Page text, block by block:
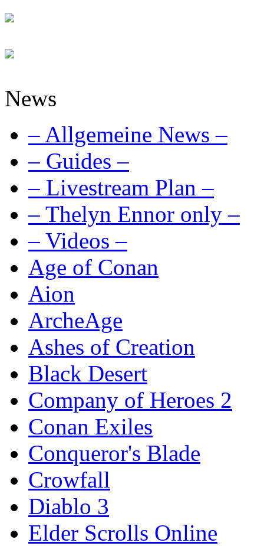
News
– Allgemeine News –
– Guides –
– Livestream Plan –
– Thelyn Ennor only –
– Videos –
Age of Conan
Aion
ArcheAge
Ashes of Creation
Black Desert
Company of Heroes 2
Conan Exiles
Conqueror's Blade
Crowfall
Diablo 3
Elder Scrolls Online